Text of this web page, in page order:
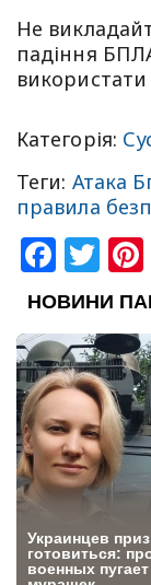
Не
падіння
використати
Категорія:
Теги: Атака
правила